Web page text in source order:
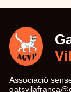
Associació